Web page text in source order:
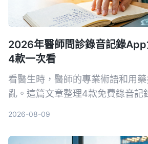
2026年醫師問診錄音記錄App
4款一次看
看醫生時，醫師的專業術語和用
亂。這篇文章整理4款免費錄音記
2026-08-09